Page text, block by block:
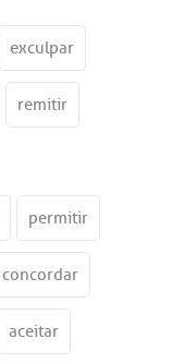
exculpar
remitir
permitir
concordar
aceitar